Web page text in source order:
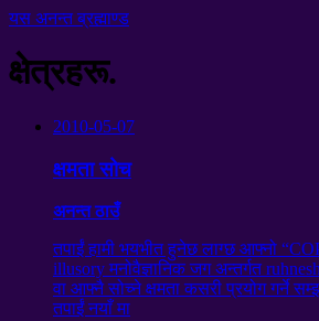
यस अनन्त ब्रह्माण्ड
क्षेत्रहरू.
2010-05-07
क्षमता सोच
अनन्त ठाउँ
तपाईं हामी भयभीत हुनेछ लाग्छ आफ्नो
illusory मनोवैज्ञानिक जग अन्तर्गत
वा आफ्नै सोच्ने क्षमता कसरी प्रयोग गर्ने
तपाईं नयाँ मा